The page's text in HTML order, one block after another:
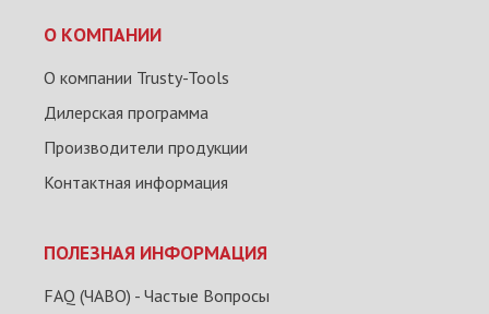
О КОМПАНИИ
О компании Trusty-Tools
Дилерская программа
Производители продукции
Контактная информация
ПОЛЕЗНАЯ ИНФОРМАЦИЯ
FAQ (ЧАВО) - Частые Вопросы